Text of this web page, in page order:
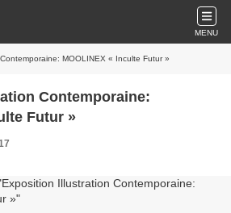
MENU
MOOLINEX « Inculte Futur »
Contemporaine:
Futur »